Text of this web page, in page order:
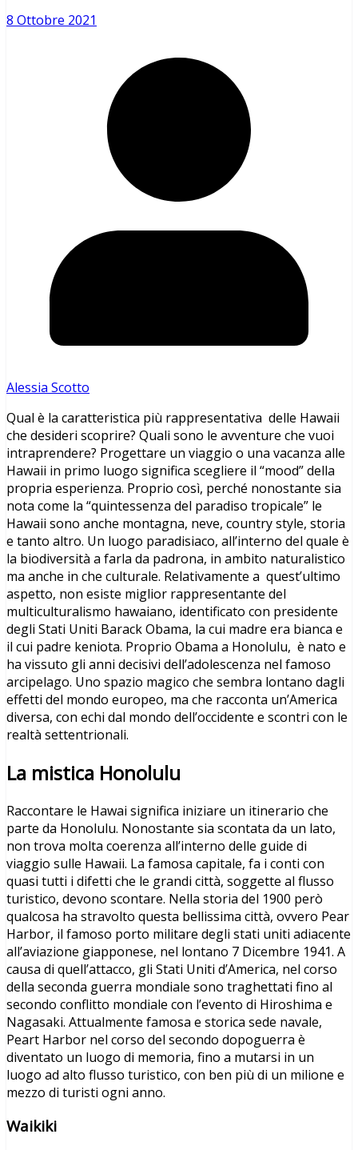
8 Ottobre 2021
Alessia Scotto
Qual è la caratteristica più rappresentativa delle Hawaii
che desideri scoprire? Quali sono le avventure che vuoi
intraprendere? Progettare un viaggio o una vacanza alle
Hawaii in primo luogo significa scegliere il “mood” della
propria esperienza. Proprio così, perché nonostante sia
nota come la “quintessenza del paradiso tropicale” le
Hawaii sono anche montagna, neve, country style, storia
e tanto altro. Un luogo paradisiaco, all’interno del quale è
la biodiversità a farla da padrona, in ambito naturalistico
ma anche in che culturale. Relativamente a quest’ultimo
aspetto, non esiste miglior rappresentante del
multiculturalismo hawaiano, identificato con presidente
degli Stati Uniti Barack Obama, la cui madre era bianca e
il cui padre keniota. Proprio Obama a Honolulu, è nato e
ha vissuto gli anni decisivi dell’adolescenza nel famoso
arcipelago. Uno spazio magico che sembra lontano dagli
effetti del mondo europeo, ma che racconta un’America
diversa, con echi dal mondo dell’occidente e scontri con le
realtà settentrionali.
La mistica Honolulu
Raccontare le Hawai significa iniziare un itinerario che
parte da Honolulu. Nonostante sia scontata da un lato,
non trova molta coerenza all’interno delle guide di
viaggio sulle Hawaii. La famosa capitale, fa i conti con
quasi tutti i difetti che le grandi città, soggette al flusso
turistico, devono scontare. Nella storia del 1900 però
qualcosa ha stravolto questa bellissima città, ovvero Pear
Harbor, il famoso porto militare degli stati uniti adiacente
all’aviazione giapponese, nel lontano 7 Dicembre 1941. A
causa di quell’attacco, gli Stati Uniti d’America, nel corso
della seconda guerra mondiale sono traghettati fino al
secondo conflitto mondiale con l’evento di Hiroshima e
Nagasaki. Attualmente famosa e storica sede navale,
Peart Harbor nel corso del secondo dopoguerra è
diventato un luogo di memoria, fino a mutarsi in un
luogo ad alto flusso turistico, con ben più di un milione e
mezzo di turisti ogni anno.
Waikiki